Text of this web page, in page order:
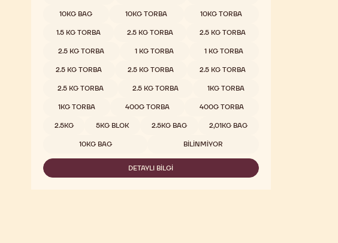
10KG BAG 10KG TORBA 10KG TORBA
1.5 KG TORBA 2.5 KG TORBA 2.5 KG TORBA
2.5 KG TORBA 1 KG TORBA 1 KG TORBA
2.5 KG TORBA 2.5 KG TORBA 2.5 KG TORBA
2.5 KG TORBA 2.5 KG TORBA 1KG TORBA
1KG TORBA 400G TORBA 400G TORBA
2.5KG 5KG BLOK 2.5KG BAG 2,01KG BAG
10KG BAG BILINMIYOR
DETAYLI BILGI
-